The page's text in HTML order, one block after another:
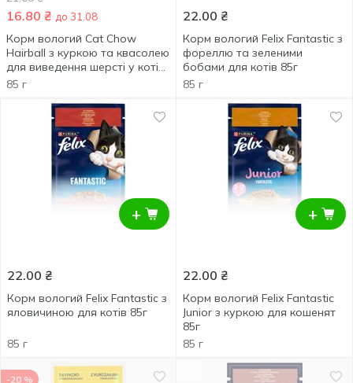
16.80 ₴ до 31.08
Корм вологий Cat Chow
Hairball з куркою та квасолею
для виведення шерсті у котів
85г
85 г
22.00 ₴
Корм вологий Felix Fantastic з
фореллю та зеленими
бобами для котів 85г
85 г
+
22.00 ₴
Корм вологий Felix Fantastic з
яловичиною для котів 85г
85 г
+
22.00 ₴
Корм вологий Felix Fantastic
Junior з куркою для кошенят
85г
85 г
-20 %